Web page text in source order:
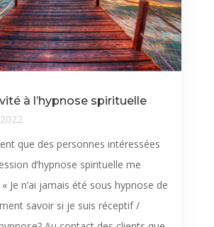
à l’hypnose spirituelle
que des personnes intéressées
d’hypnose spirituelle me
Je n’ai jamais été sous hypnose de
savoir si je suis réceptif /